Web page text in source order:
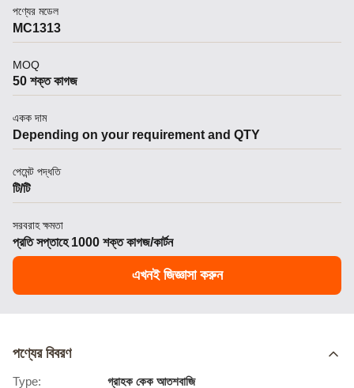
পণ্যের মডেল
MC1313
MOQ
50 শক্ত কাগজ
একক দাম
Depending on your requirement and QTY
পেমেন্ট পদ্ধতি
টি/টি
সরবরাহ ক্ষমতা
প্রতি সপ্তাহে 1000 শক্ত কাগজ/কার্টন
এখনই জিজ্ঞাসা করুন
পণ্যের বিবরণ
Type:
গ্রাহক কেক আতশবাজি